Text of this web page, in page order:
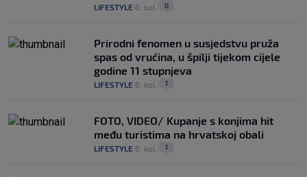
LIFESTYLE 6. kol. 0
Prirodni fenomen u susjedstvu pruža
spas od vrućina, u špilji tijekom cijele
godine 11 stupnjeva
LIFESTYLE 6. kol. 1
FOTO, VIDEO/ Kupanje s konjima hit
među turistima na hrvatskoj obali
LIFESTYLE 6. kol. 1